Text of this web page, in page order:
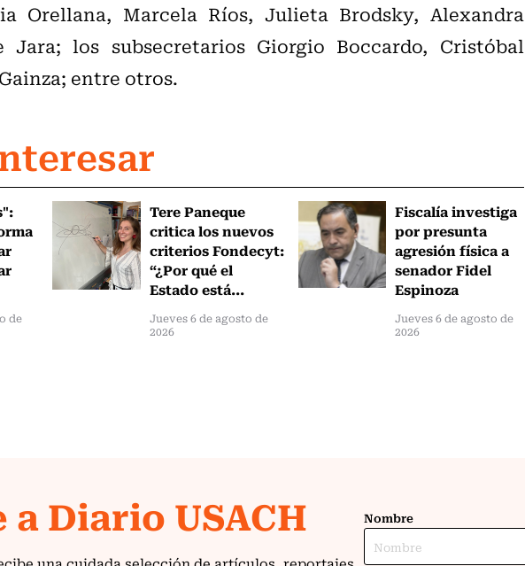
Orellana, Marcela Ríos, Julieta Brodsky, Alexandra
Jara; los subsecretarios Giorgio Boccardo, Cristóbal
entre otros.
de
Tere Paneque
critica los nuevos
criterios Fondecyt:
“¿Por qué el
Estado está...
Jueves 6 de agosto de
2026
Fiscalía investiga
por presunta
agresión física a
senador Fidel
Espinoza
Jueves 6 de agosto de
2026